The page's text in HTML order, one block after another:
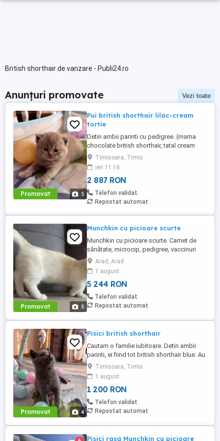
British shorthair de vanzare - Publi24.ro
Anunțuri promovate Vezi toate
Promovat 5
Pui british shorthair lilac-cream
tortie
Detin ambii parinti cu pedigree. (mama
chocolate british shorthair, tatal cream
tabby british shorthair) Pisica se poate lua
dupa implinirea varstei de 2 luni. Culoarea
este lilac-cream tortie majoritar fiind o
culoare solida. Ea va fi invatata la litiera,
fiind crescuta strict in casa. Mai multe
detalii ...
Timisoara, Timis
ieri 11:18
2 887 RON
Telefon validat
Repostat automat
Promovat 5
Munchkin cu picioare scurte
Munchkin cu picioare scurte. Carnet de
sănătate, microcip, pedigree, vaccinuri
Felisa autorizată WCF.
Arad, Arad
1 august
5 244 RON
Telefon validat
Repostat automat
Promovat 4
Pisici british shorthair
Cautam o familie iubitoare. Detin ambii
parinti, ei fiind tot british shorthair blue. Au
carnet de sanatate, vaccinurile si
deparazitarile. Sunt invatate la litiera si
foarte iubitoare, incep sa toarca si daca te
uiti spre ele. Au fost crescute in casa, in
liniste si cu multa iubire. 2 fetite dispon ...
Timisoara, Timis
1 august
1 200 RON
Telefon validat
Repostat automat
Pisici rasa Munchkin cu picioare